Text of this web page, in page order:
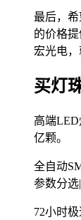
最后，
的价格
宏光电，
买灯
高端LED
亿颗。
全自动
参数分选
72小时